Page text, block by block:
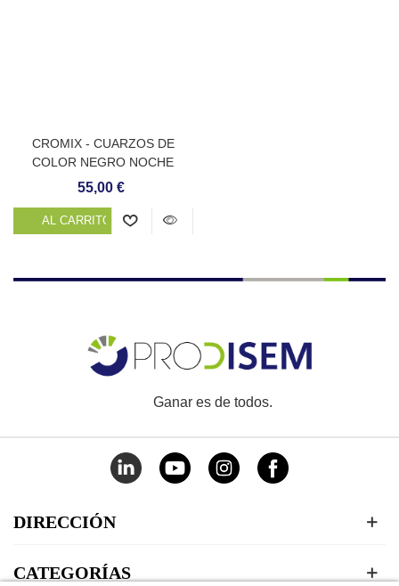
CROMIX - CUARZOS DE
COLOR NEGRO NOCHE
55,00 €
AL CARRITO
Ganar es de todos.
DIRECCIÓN
CATEGORÍAS